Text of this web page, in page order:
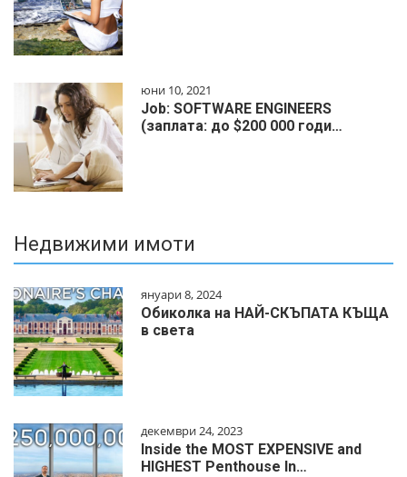
юни 10, 2021
Job: SOFTWARE ENGINEERS
(заплата: до $200 000 годи…
Недвижими имоти
януари 8, 2024
Обиколка на НАЙ-СКЪПАТА КЪЩА
в света
декември 24, 2023
Inside the MOST EXPENSIVE and
HIGHEST Penthouse In…